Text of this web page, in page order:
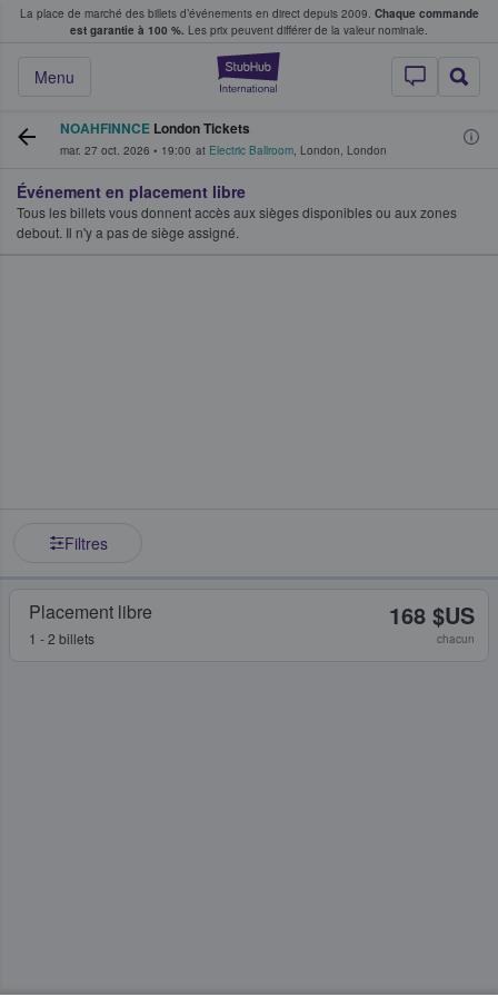
La place de marché des billets d’événements en direct depuis 2009. Chaque commande
est garantie à 100 %. Les prix peuvent différer de la valeur nominale.
StubHub - Où
Menu
fans achètent et vendent des billets
NOAHFINNCE London Tickets
mar. 27 oct. 2026 • 19:00 at Electric Ballroom, London, London
Événement en placement libre
Tous les billets vous donnent accès aux sièges disponibles ou aux zones
debout. Il n'y a pas de siège assigné.
Filtres
Placement libre
1 - 2 billets
168 $US
chacun